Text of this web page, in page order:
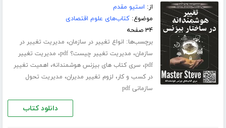
از: استیو مقدم
موضوع:کتاب‌های علوم اقتصادی
۳۴ صفحه
برچسب‌ها: انواع تغییر در سازمان، مدیریت تغییر در
سازمان، مدیریت تغییر چیست؟ pdf ، مدیریت تغییر
pdf، سری کتاب های بیزنس هوشمندانه، اهمیت تغییر
در کسب و کار، لزوم تغییر مدیران، مدیریت تحول
سازمانی pdf
دانلود کتاب